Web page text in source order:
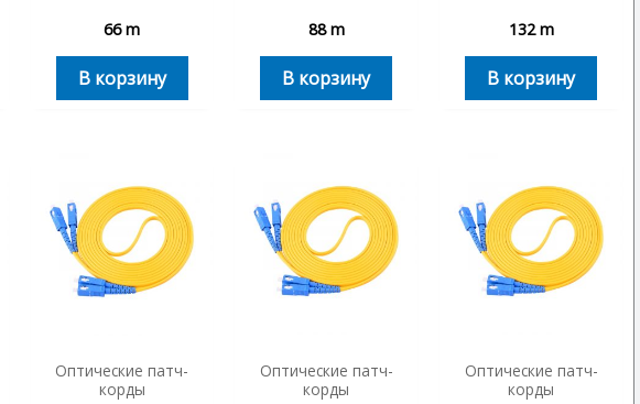
66m
В корзину
88m
В корзину
132m
В корзину
Оптические патч-
корды
Оптические патч-
корды
Оптические патч-
корды